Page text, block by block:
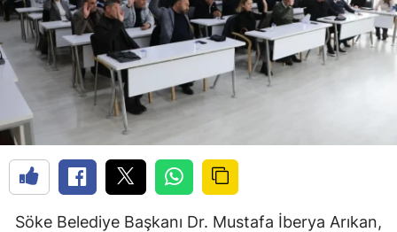
Söke Belediye Başkanı Dr. Mustafa İberya Arıkan,